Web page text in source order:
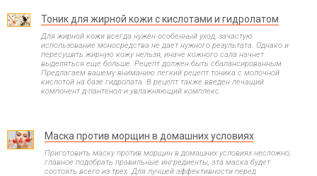
Тоник для жирной кожи с кислотами и гидролатом
Для жирной кожи всегда нужен особенный уход, зачастую
использование моносредства не дает нужного результата. Однако и
пересушить жирную кожу нельзя, иначе кожного сала начнет
выделяться еще больше. Рецепт должен быть сбалансированным.
Предлагаем вашему вниманию легкий рецепт тоника с молочной
кислотой на базе гидролата. В рецепт также введен лечащий
компонент д-пантенол и увлажняющий комплекс.
Маска против морщин в домашних условиях
Приготовить маску против морщин в домашних условиях несложно,
главное подобрать правильные ингредиенты, эта маска будет
состоять всего из трех. Для лучшей эффективности перед